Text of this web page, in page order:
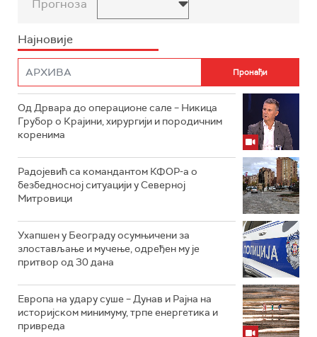
Прогноза
Најновије
Од Дрвара до операционе сале – Никица
Грубор о Крајини, хирургији и породичним
коренима
Радојевић са командантом КФОР-а о
безбедносној ситуацији у Северној
Митровици
Ухапшен у Београду осумњичени за
злостављање и мучење, одређен му је
притвор од 30 дана
Европа на удару суше – Дунав и Рајна на
историјском минимуму, трпе енергетика и
привреда